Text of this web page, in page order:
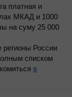
платная и
МКАД и 1000
на суму 25 000
России
списком
в